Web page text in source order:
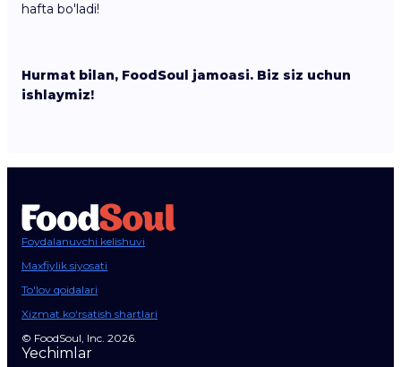
hafta bo'ladi!
Hurmat bilan, FoodSoul jamoasi. Biz siz uchun
ishlaymiz!
Foydalanuvchi kelishuvi
Maxfiylik siyosati
To'lov qoidalari
Xizmat ko‘rsatish shartlari
© FoodSoul, Inc. 2026.
Yechimlar